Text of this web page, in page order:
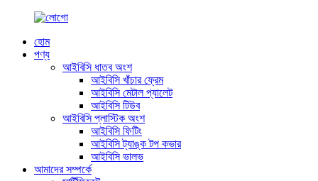
হোম
পণ্য
আইবিসি ধাতব অংশ
আইবিসি খাঁচার ফ্রেম
আইবিসি মেটাল প্যালেট
আইবিসি টিউব
আইবিসি প্লাস্টিক অংশ
আইবিসি ফিটিং
আইবিসি ট্যাঙ্ক টপ কভার
আইবিসি ভালভ
আমাদের সম্পর্কে